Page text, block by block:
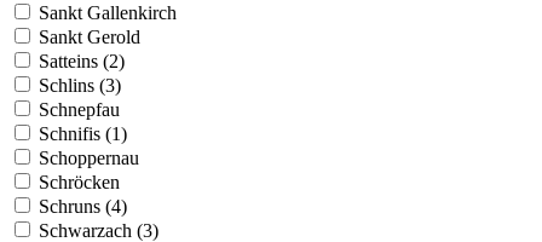
Sankt Gallenkirch
Sankt Gerold
Satteins (2)
Schlins (3)
Schnepfau
Schnifis (1)
Schoppernau
Schröcken
Schruns (4)
Schwarzach (3)